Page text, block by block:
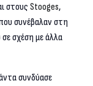
στους Stooges,
συνέβαλαν στη
σχέση με άλλα
συνδύασε